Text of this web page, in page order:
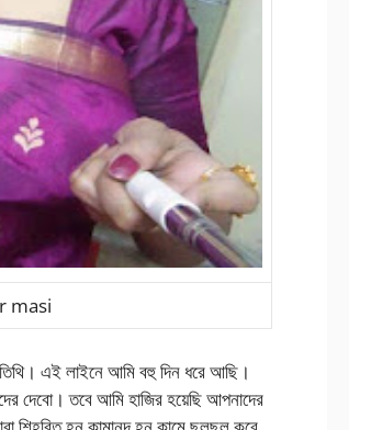
masi
এই লাইনে আমি বহু দিন ধরে আছি।
দেবো। তবে আমি হাজির হয়েছি আপনাদের